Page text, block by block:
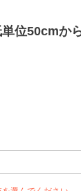
位50cmか